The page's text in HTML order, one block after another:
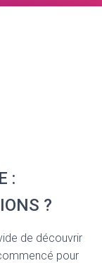
:
?
de découvrir
pour